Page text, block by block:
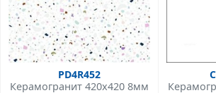
PD4R452
Керамогранит 420x420 8мм